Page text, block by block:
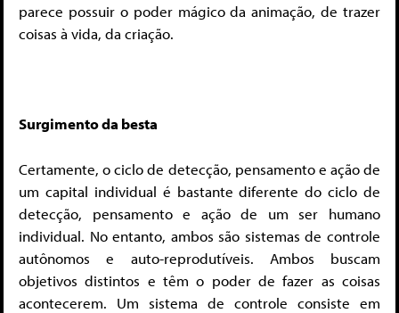
parece possuir o poder mágico da animação, de trazer
coisas à vida, da criação.
Surgimento da besta
Certamente, o ciclo de detecção, pensamento e ação de
um capital individual é bastante diferente do ciclo de
detecção, pensamento e ação de um ser humano
individual. No entanto, ambos são sistemas de controle
autônomos e auto-reprodutíveis. Ambos buscam
objetivos distintos e têm o poder de fazer as coisas
acontecerem. Um sistema de controle consiste em